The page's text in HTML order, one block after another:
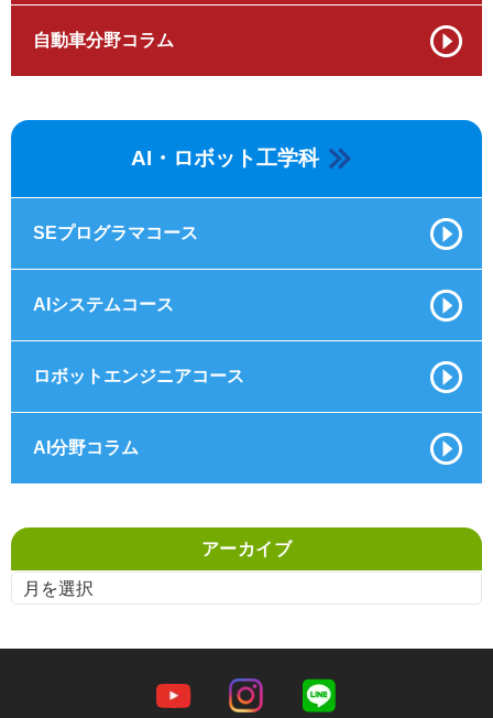
自動車分野コラム
AI・ロボット工学科
SEプログラマコース
AIシステムコース
ロボットエンジニアコース
AI分野コラム
アーカイブ